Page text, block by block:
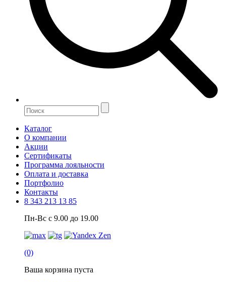
Каталог
О компании
Акции
Сертификаты
Программа лояльности
Оплата и доставка
Портфолио
Контакты
8 343 213 13 85
Пн-Вс с 9.00 до 19.00
(0)
Ваша корзина пуста